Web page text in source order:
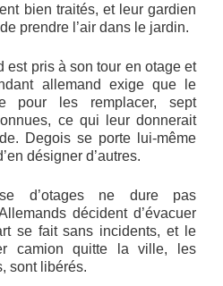
bien traités, et leur gardien
prendre l’air dans le jardin.
est pris à son tour en otage et
allemand exige que le
pour les remplacer, sept
ce qui leur donnerait
Degois se porte lui-même
désigner d’autres.
d’otages ne dure pas
décident d’évacuer
se fait sans incidents, et le
camion quitte la ville, les
sont libérés.